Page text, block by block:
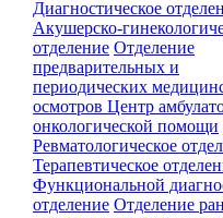
Диагностическое
Акушерско-
отделение Отделение
предварительных и
периодических
осмотровЦентр
онкологической помощи
Ревматологическое
Терапевтическое
Функциональной
отделение Отделение